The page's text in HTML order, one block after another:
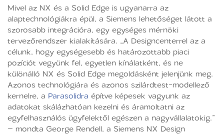
Mivel az NX és a Solid Edge is ugyanarra az
alaptechnológiákra épül, a Siemens lehetőséget látott a
szorosabb integrációra, egy egységes mérnöki
tervezőrendszer kialakítására. „A Designcenterrel az a
célunk, hogy egységesebb és határozottabb piaci
pozíciót vegyünk fel, egyetlen kínálatként, és ne
különálló NX és Solid Edge megoldásként jelenjünk meg.
Azonos technológiára és azonos szilárdtest-modellező
kernelre, a Parasolidra építve képesek vagyunk az
adatokat skálázhatóan kezelni és áramoltatni az
egyfelhasználós ügyfelektől egészen a nagyvállalatokig.”
– mondta George Rendell, a Siemens NX Design